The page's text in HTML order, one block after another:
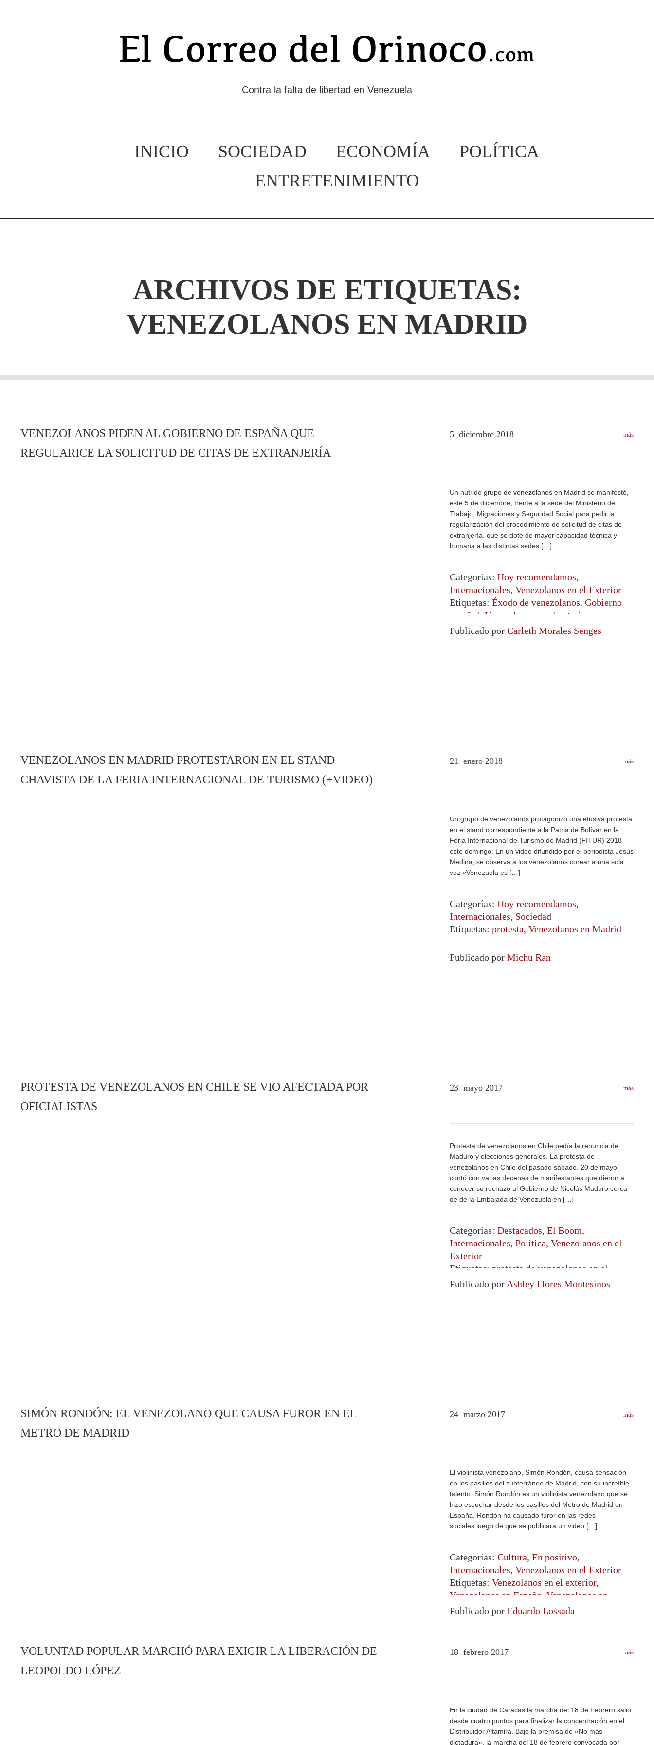
Contra la falta de libertad en Venezuela
INICIO SOCIEDAD ECONOMÍA
POLÍTICA
ENTRETENIMIENTO
ARCHIVOS DE ETIQUETAS:
VENEZOLANOS EN MADRID
VENEZOLANOS PIDEN AL GOBIERNO DE ESPAÑA QUE
REGULARICE LA SOLICITUD DE CITAS DE EXTRANJERÍA
5 diciembre 2018
Un nutrido grupo de venezolanos en Madrid se manifestó,
este 5 de diciembre, frente a la sede del Ministerio de
Trabajo, Migraciones y Seguridad Social para pedir la
regularización del procedimiento de solicitud de citas de
extranjería, que se dote de mayor capacidad técnica y
humana a las distintas sedes […]
más
Categorías: Hoy recomendamos,
Internacionales, Venezolanos en el Exterior
Etiquetas: Éxodo de venezolanos, Gobierno
español Venezolanos en el exterior,
Venezolanos en Madrid
Publicado por Carleth Morales Senges
VENEZOLANOS EN MADRID PROTESTARON EN EL STAND
CHAVISTA DE LA FERIA INTERNACIONAL DE TURISMO (+VIDEO)
21 enero 2018
Un grupo de venezolanos protagonizó una efusiva protesta
en el stand correspondiente a la Patria de Bolívar en la
Feria Internacional de Turismo de Madrid (FITUR) 2018
este domingo. En un video difundido por el periodista Jesús
Medina, se observa a los venezolanos corear a una sola
voz «Venezuela es […]
más
Categorías: Hoy recomendamos,
Internacionales, Sociedad
Etiquetas: protesta, Venezolanos en Madrid
Publicado por Michu Ran
PROTESTA DE VENEZOLANOS EN CHILE SE VIO AFECTADA POR
OFICIALISTAS
23 mayo 2017
Protesta de venezolanos en Chile pedía la renuncia de
Maduro y elecciones generales. La protesta de
venezolanos en Chile del pasado sábado, 20 de mayo,
contó con varias decenas de manifestantes que dieron a
conocer su rechazo al Gobierno de Nicolás Maduro cerca
de de la Embajada de Venezuela en […]
más
Categorías: Destacados, El Boom,
Internacionales, Política, Venezolanos en el
Exterior
Etiquetas: protesta de venezolanos en el
exterior,Venezolanos en Chile,Venezolanos
Publicado por Ashley Flores Montesinos
SIMÓN RONDÓN: EL VENEZOLANO QUE CAUSA FUROR EN EL
METRO DE MADRID
24 marzo 2017
El violinista venezolano, Simón Rondón, causa sensación
en los pasillos del subterráneo de Madrid, con su increíble
talento. Simón Rondón es un violinista venezolano que se
hizo escuchar desde los pasillos del Metro de Madrid en
España. Rondón ha causado furor en las redes
sociales luego de que se publicara un video […]
más
Categorías: Cultura, En positivo,
Internacionales, Venezolanos en el Exterior
Etiquetas: Venezolanos en el exterior,
Venezolanos en España Venezolanos en
Madrid
Publicado por Eduardo Lossada
VOLUNTAD POPULAR MARCHÓ PARA EXIGIR LA LIBERACIÓN DE
LEOPOLDO LÓPEZ
18 febrero 2017
En la ciudad de Caracas la marcha del 18 de Febrero salió
desde cuatro puntos para finalizar la concentración en el
Distribuidor Altamira. Bajo la premisa de «No más
dictadura», la marcha del 18 de febrero convocada por
más